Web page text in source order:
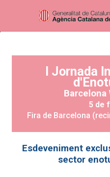
I Jornada
Barcelona
5 de
Fira de Barcelona
Esdeveniment
sector